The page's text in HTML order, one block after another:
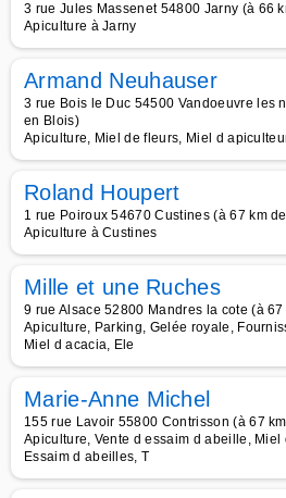
3 rue Jules Massenet 54800 Jarny (à 66
Apiculture à Jarny
Armand Neuhauser
3 rue Bois le Duc 54500 Vandoeuvre les
en Blois)
Apiculture, Miel de fleurs, Miel d
Roland Houpert
1 rue Poiroux 54670 Custines (à 67 km
Apiculture à Custines
Mille et une Ruches
9 rue Alsace 52800 Mandres la cote (à
Apiculture, Parking, Gelée royale,
Miel d acacia, Ele
Marie-Anne Michel
155 rue Lavoir 55800 Contrisson (à 67
Apiculture, Vente d essaim d abeille,
Essaim d abeilles, T